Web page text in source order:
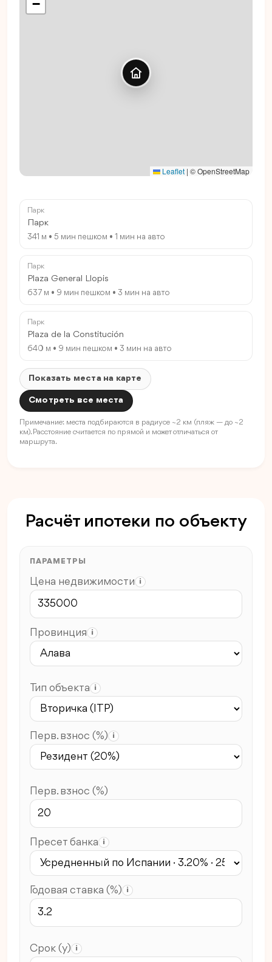
−
Leaflet | © OpenStreetMap
Парк
Парк
341 м • 5 мин пешком • 1 мин на авто
Парк
Plaza General Llopis
637 м • 9 мин пешком • 3 мин на авто
Парк
Plaza de la Constitución
640 м • 9 мин пешком • 3 мин на авто
Показать места на карте
Смотреть все места
Примечание: места подбираются в радиусе ~2 км (пляж — до ~2
км). Расстояние считается по прямой и может отличаться от
маршрута.
Расчёт ипотеки по объекту
ПАРАМЕТРЫ
Цена недвижимости i
Провинция i
Тип объекта i
Перв. взнос (%) i
Перв. взнос (%)
Пресет банка i
Годовая ставка (%) i
Срок (y) i